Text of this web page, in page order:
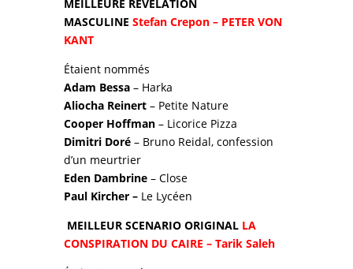
MEILLEURE RÉVÉLATION
MASCULINE Stefan Crepon – PETER VON
KANT
Étaient nommés
Adam Bessa– Harka
Aliocha Reinert– Petite Nature
Cooper Hoffman– Licorice Pizza
Dimitri Doré– Bruno Reidal, confession
d’un meurtrier
Eden Dambrine– Close
Paul Kircher –Le Lycéen
MEILLEUR SCENARIO ORIGINAL LA
CONSPIRATION DU CAIRE – Tarik Saleh